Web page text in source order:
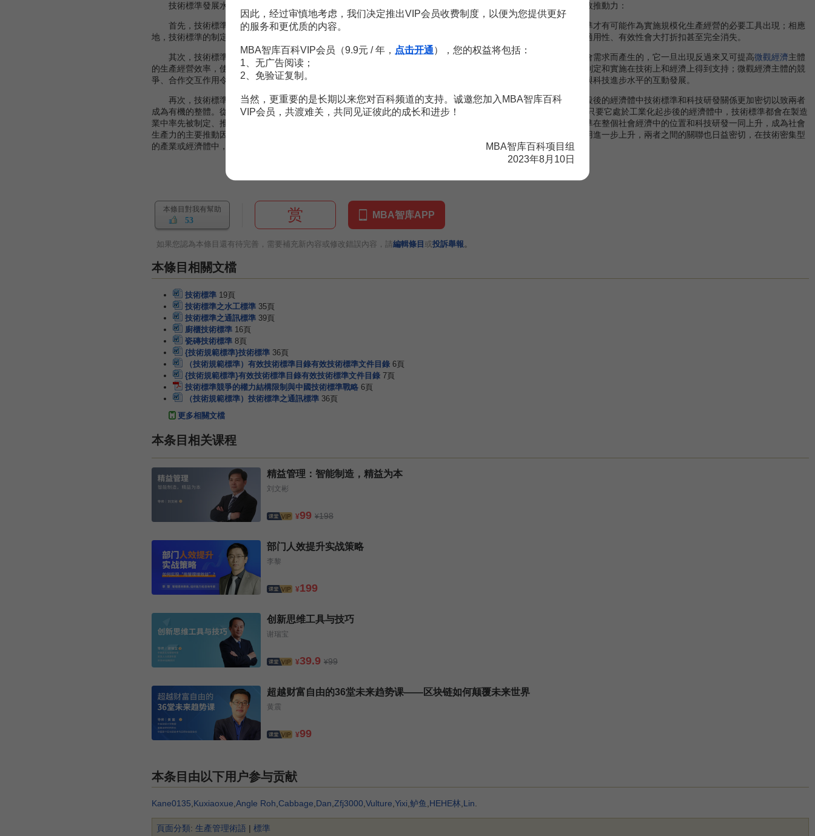
技術標準發展水平的提高是一國研發活動和科技進步的有機組成部分，前者既是後者的成果，又是後者發展的有效推動力：
首先，技術標準的出現和發展以科技進步為前提。無論何種產業，只有當技術進步令規模化成為可能時，技術標準才有可能作為實施規模化生產經營的必要工具出現；相應
地，技術標準的制定也必須以科技研發及其相關科技成果為基礎，其制定、修改不能脫離對應的科技水平，否則，其適用性、有效性會大打折扣甚至完全消失。
其次，技術標準及標準化的發展與科技進步互相促進。技術標準的出現是應科技發展到規模化大生產後的經濟社會需求而產生的，它一旦出現反過來又可提高微觀經濟主體
的生產經營效率，使它們能夠將更多的資源投入研發活動，繼而新技術、新工藝的應用推廣使更高水平的技術標準的制定和實施在技術上和經濟上得到支持；微觀經濟主體的競
爭、合作交互作用令技術標準和科技研發活動在整個社會範圍內互相促進，從而在巨集觀層面上顯示出標準發展水平與科技進步水平的互動發展。
再次，技術標準發展水平與科技進步成果轉化水平，即經濟活動的技術密集程度保持一致，工業化發展到一定階段後的經濟體中技術標準和科技研發關係更加密切以致兩者
成為有機的整體。從產業乃至從整體國民經濟來看，無論是勞動密集型、資金密集型還是技 術密集型產業或經濟體，只要它處於工業化起步後的經濟體中，技術標準都會在製造
業中率先被制定、推廣、修訂，並由此波及各種產業；當
居社會經濟主導位置之後，技術標準在整個社會經濟中的位置和科技研發一同上升，成為社會
生產力的主要推動因素。此後，隨著產業結構的進一步升級，技術標準及標準化與科技研發對社會經濟發展的推動作用進一步上升，兩者之間的關聯也日益密切，在技術密集型
的產業或經濟體中，技術標準是科技研發的出發點之一，其制修訂也是科技研發的重要成果。
本條目對我有幫助
53 赏 MBA智库APP
如果您認為本條目還有待完善，需要補充新內容或修改錯誤內容，請編輯條目 或投訴舉報 。
本條目相關文檔
技術標準 19頁
技術標準之水工標準 35頁
技術標準之通訊標準 39頁
廚櫃技術標準 16頁
瓷磚技術標準 8頁
{技術規範標準}技術標準 36頁
（技術規範標準）有效技術標準目錄有效技術標準文件目錄 6頁
{技術規範標準}有效技術標準目錄有效技術標準文件目錄 7頁
技術標準競爭的權力結構限制與中國技術標準戰略 6頁
（技術規範標準）技術標準之通訊標準 36頁
更多相關文檔
本条目相关课程
精益管理：智能制造，精益为本
刘文彬
¥99 ¥198
部门人效提升实战策略
李黎
¥199
创新思维工具与技巧
谢瑞宝
¥39.9 ¥99
超越财富自由的36堂未来趋势课——区块链如何颠覆未来世界
黄震
¥99
本条目由以下用户参与贡献
Kane0135 Kuxiaoxue Angle Roh Cabbage Dan Zfj3000 Vulture Yixi 鲈鱼 HEHE林 Lin
頁面分類: 生產管理術語 | 標準
因此，经过审慎地考虑，我们决定推出VIP会员收费制度，以便为您提供更好
的服务和更优质的内容。
MBA智库百科VIP会员（9.9元 / 年， 点击开通），您的权益将包括：
1、无广告阅读；
2、免验证复制。
当然，更重要的是长期以来您对百科频道的支持。诚邀您加入MBA智库百科
VIP会员，共渡难关，共同见证彼此的成长和进步！
MBA智库百科项目组
2023年8月10日